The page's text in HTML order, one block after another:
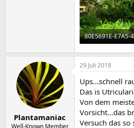
3,6 MB · Aufrufe:
Plantamaniac
29 Juli 2018
Ups...schnell
Das is
Von dem
Vorsicht...das
Versuch das